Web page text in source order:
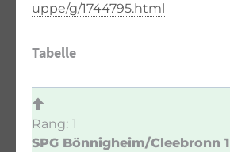
uppe/g/1744795.html
Tabelle
1
SPG Bönnigheim/Cleebronn 1